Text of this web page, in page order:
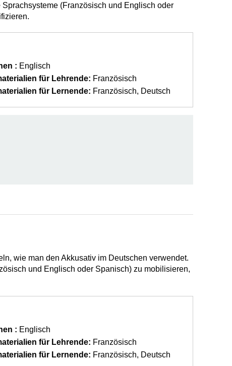
(Französisch und Englisch oder
: Englisch
für Lehrende: Französisch
für Lernende: Französisch Deutsch
wie man den Akkusativ im Deutschen verwendet.
und Englisch oder Spanisch) zu mobilisieren,
: Englisch
für Lehrende: Französisch
für Lernende: Französisch Deutsch